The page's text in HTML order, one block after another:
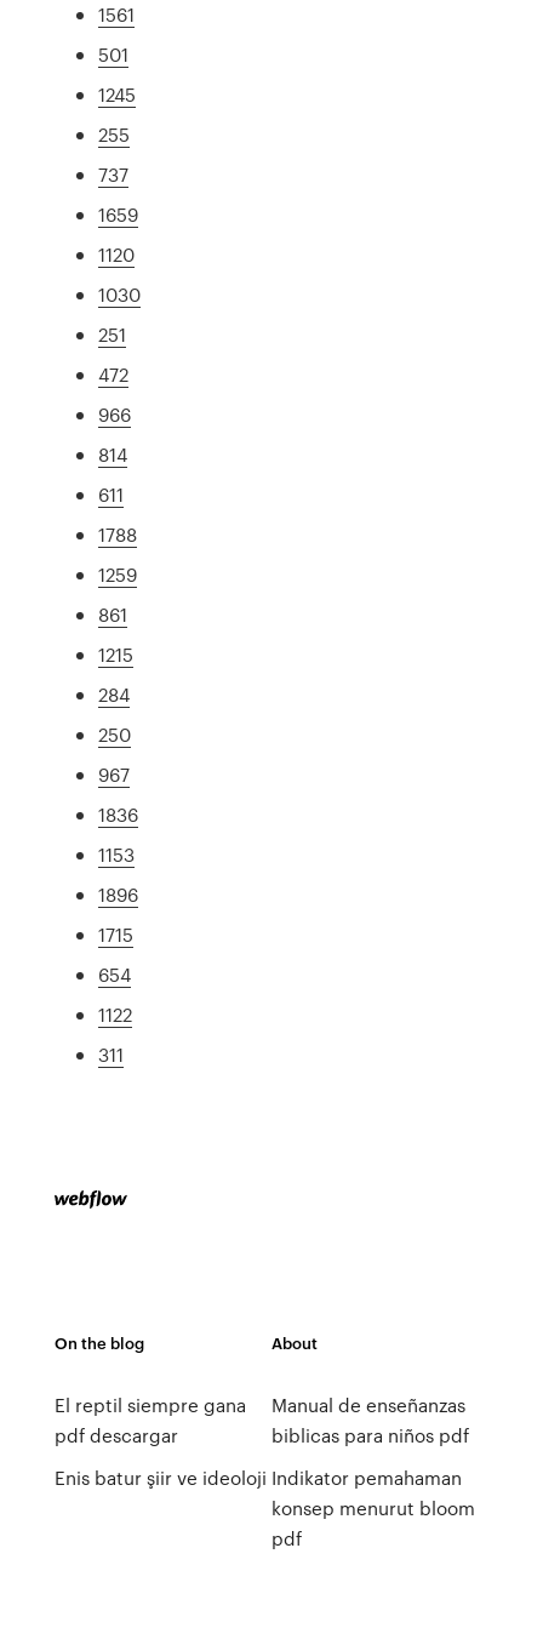
1561
501
1245
255
737
1659
1120
1030
251
472
966
814
611
1788
1259
861
1215
284
250
967
1836
1153
1896
1715
654
1122
311
On the blog
El reptil siempre gana
pdf descargar
Enis batur şiir ve ideoloji
About
Manual de enseñanzas
biblicas para niños pdf
Indikator pemahaman
konsep menurut bloom
pdf